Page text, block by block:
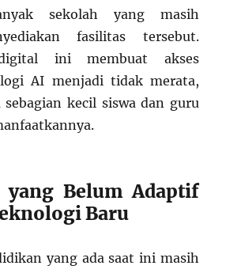
sekolah yang masih
fasilitas tersebut.
ini membuat akses
AI menjadi tidak merata,
sebagian kecil siswa dan guru
Belum Adaptif
Baru
yang ada saat ini masih